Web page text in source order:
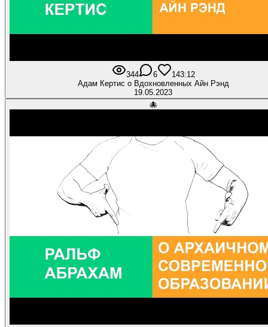
344 6 143:12
Адам Кертис о Вдохновленных Айн Рэнд
19.05.2023
🐙